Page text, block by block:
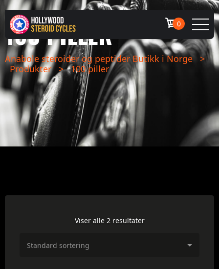
0
100 PILLER
Anabole steroider og peptider Butikk i Norge
>
Produkter
> 100 piller
Viser alle 2 resultater